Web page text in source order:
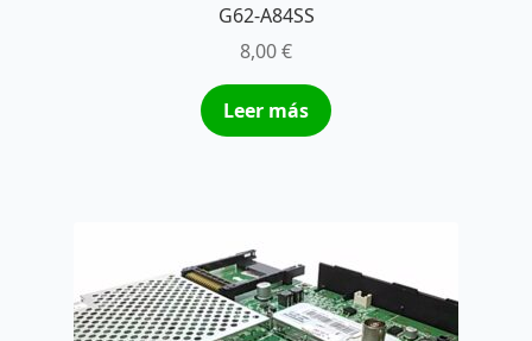
G62-A84SS
8,00€
Leer más